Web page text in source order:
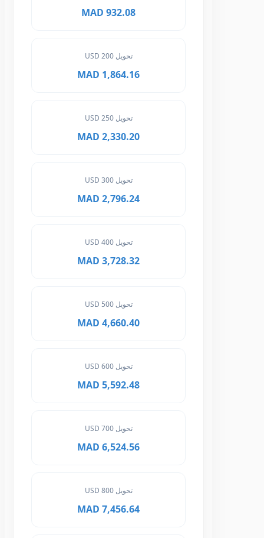
932.08 MAD
تحويل 200 USD
1,864.16 MAD
تحويل 250 USD
2,330.20 MAD
تحويل 300 USD
2,796.24 MAD
تحويل 400 USD
3,728.32 MAD
تحويل 500 USD
4,660.40 MAD
تحويل 600 USD
5,592.48 MAD
تحويل 700 USD
6,524.56 MAD
تحويل 800 USD
7,456.64 MAD